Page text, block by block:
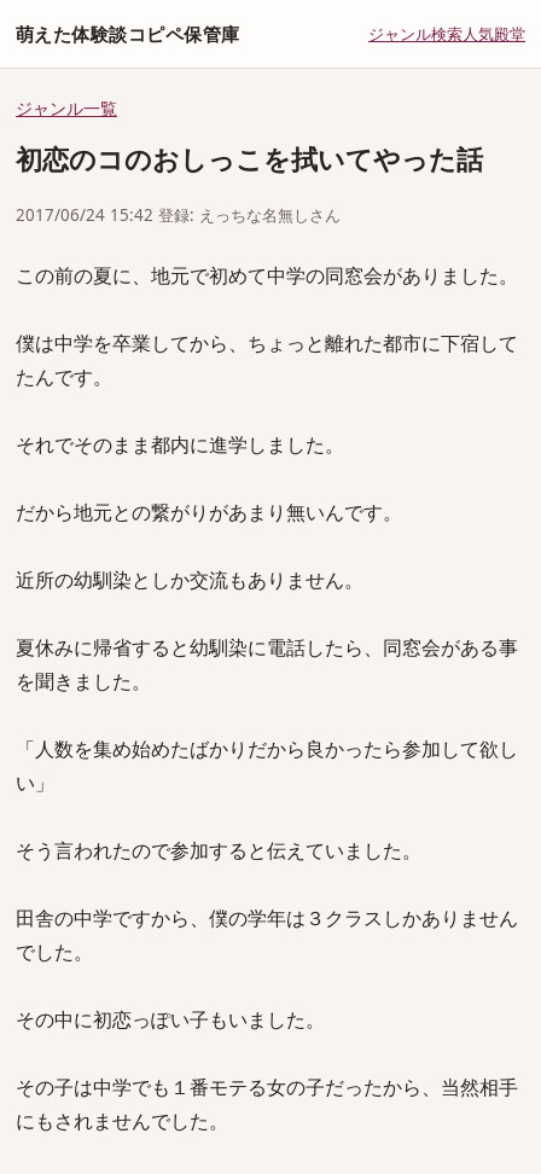
萌えた体験談コピペ保管庫 ジャンル検索人気殿堂
ジャンル一覧
初恋のコのおしっこを拭いてやった話
2017/06/24 15:42 登録: えっちな名無しさん
この前の夏に、地元で初めて中学の同窓会がありました。
僕は中学を卒業してから、ちょっと離れた都市に下宿して
たんです。
それでそのまま都内に進学しました。
だから地元との繋がりがあまり無いんです。
近所の幼馴染としか交流もありません。
夏休みに帰省すると幼馴染に電話したら、同窓会がある事
を聞きました。
「人数を集め始めたばかりだから良かったら参加して欲し
い」
そう言われたので参加すると伝えていました。
田舎の中学ですから、僕の学年は３クラスしかありません
でした。
その中に初恋っぽい子もいました。
その子は中学でも１番モテる女の子だったから、当然相手
にもされませんでした。